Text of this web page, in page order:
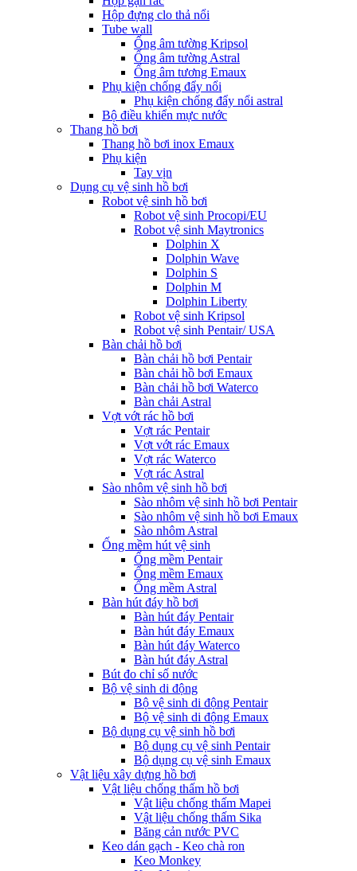
Hộp đựng clo thả nổi
Tube wall
Ống âm tường Kripsol
Ống âm tường Astral
Ống âm tương Emaux
Phụ kiện chống đẩy nổi
Phụ kiện chống đẩy nổi astral
Bộ điều khiển mực nước
Thang hồ bơi
Thang hồ bơi inox Emaux
Phụ kiện
Tay vịn
Dụng cụ vệ sinh hồ bơi
Robot vệ sinh hồ bơi
Robot vệ sinh Procopi/EU
Robot vệ sinh Maytronics
Dolphin X
Dolphin Wave
Dolphin S
Dolphin M
Dolphin Liberty
Robot vệ sinh Kripsol
Robot vệ sinh Pentair/ USA
Bàn chải hồ bơi
Bàn chải hồ bơi Pentair
Bàn chải hồ bơi Emaux
Bàn chải hồ bơi Waterco
Bàn chải Astral
Vợt vớt rác hồ bơi
Vợt rác Pentair
Vợt vớt rác Emaux
Vợt rác Waterco
Vợt rác Astral
Sào nhôm vệ sinh hồ bơi
Sào nhôm vệ sinh hồ bơi Pentair
Sào nhôm vệ sinh hồ bơi Emaux
Sào nhôm Astral
Ống mềm hút vệ sinh
Ống mềm Pentair
Ống mềm Emaux
Ống mềm Astral
Bàn hút đáy hồ bơi
Bàn hút đáy Pentair
Bàn hút đáy Emaux
Bàn hút đáy Waterco
Bàn hút đáy Astral
Bút đo chỉ số nước
Bộ vệ sinh di động
Bộ vệ sinh di động Pentair
Bộ vệ sinh di động Emaux
Bộ dụng cụ vệ sinh hồ bơi
Bộ dụng cụ vệ sinh Pentair
Bộ dụng cụ vệ sinh Emaux
Vật liệu xây dựng hồ bơi
Vật liệu chống thấm hồ bơi
Vật liệu chống thấm Mapei
Vật liệu chống thấm Sika
Băng cản nước PVC
Keo dán gạch - Keo chà ron
Keo Monkey